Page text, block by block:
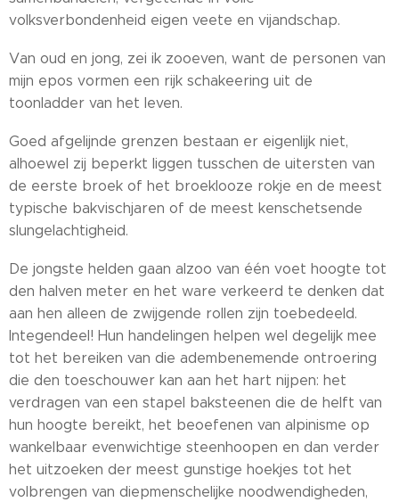
volksverbondenheid eigen veete en vijandschap.
Van oud en jong, zei ik zooeven, want de personen van
mijn epos vormen een rijk schakeering uit de
toonladder van het leven.
Goed afgelijnde grenzen bestaan er eigenlijk niet,
alhoewel zij beperkt liggen tusschen de uitersten van
de eerste broek of het broeklooze rokje en de meest
typische bakvischjaren of de meest kenschetsende
slungelachtigheid.
De jongste helden gaan alzoo van één voet hoogte tot
den halven meter en het ware verkeerd te denken dat
aan hen alleen de zwijgende rollen zijn toebedeeld.
Integendeel! Hun handelingen helpen wel degelijk mee
tot het bereiken van die adembenemende ontroering
die den toeschouwer kan aan het hart nijpen: het
verdragen van een stapel baksteenen die de helft van
hun hoogte bereikt, het beoefenen van alpinisme op
wankelbaar evenwichtige steenhoopen en dan verder
het uitzoeken der meest gunstige hoekjes tot het
volbrengen van diepmenschelijke noodwendigheden,